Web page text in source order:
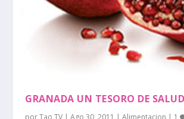
GRANADA UN TESORO DE SALUD
porTao TV |Ago 30, 2011 |Alimentacion | 1